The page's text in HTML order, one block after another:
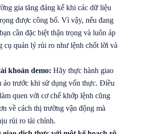
gia tăng đáng kể khi các dữ liệu
được công bố. Vì vậy, nếu đang
cần đặc biệt thận trọng và luôn áp
cụ quản lý rủi ro như lệnh chốt lời và
khoản demo: Hãy thực hành giao
ảo trước khi sử dụng vốn thực. Điều
quen với cơ chế khớp lệnh cũng
về cách thị trường vận động mà
rủi ro tài chính.